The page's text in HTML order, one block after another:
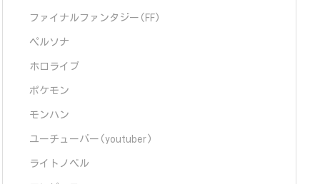
ファイナルファンタジー(FF)
ペルソナ
ホロライブ
ポケモン
モンハン
ユーチューバー(youtuber)
ライトノベル